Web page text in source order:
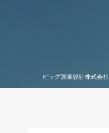
ビッグ測量設計株式会社